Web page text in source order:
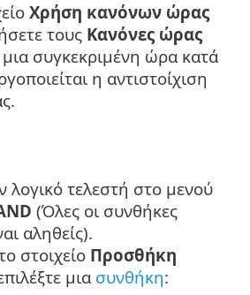
Χρήση κανόνων ώρας
τους Κανόνες ώρας
μια συγκεκριμένη ώρα κατά
η αντιστοίχιση
λογικό τελεστή στο μενού
(Όλες οι συνθήκες
αληθείς).
στοιχείο Προσθήκη
μια συνθήκη: